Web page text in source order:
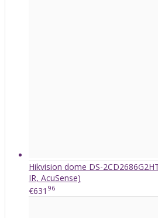
Hikvision dome DS-
IR, AcuSense)
€631 96